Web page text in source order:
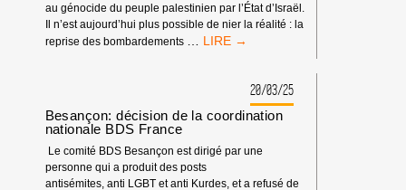
au génocide du peuple palestinien par l’État d’Israël.
Il n’est aujourd’hui plus possible de nier la réalité : la
reprise des bombardements
COMMUNIQUÉ
49
THÉÂTRE
NATIONAL
DE
20/03/25
Besançon: décision de la coordination
nationale BDS France
Le comité BDS Besançon est dirigé par une
personne qui a produit des posts
antisémites, anti LGBT et anti Kurdes, et a refusé de